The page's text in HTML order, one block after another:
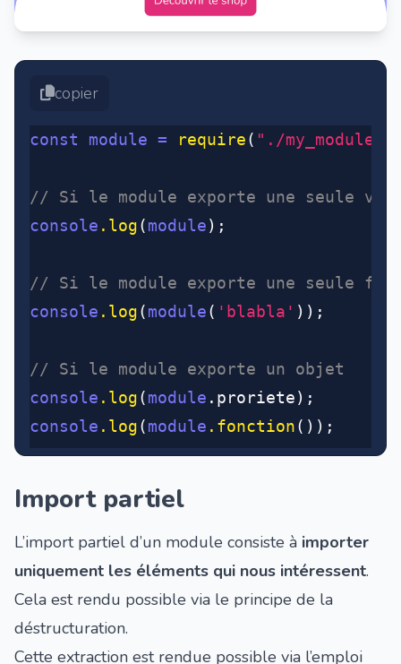
copier
const module = require( "./my_modules/
// Si le module exporte une seule
console .log(module);
// Si le module exporte une seule
console .log(module( 'blabla' ));
// Si le module exporte un objet
console .log(module .proriete);
console .log(module .fonction());
Import partiel
L’import partiel d’un module consiste à importer
uniquement les éléments qui nous intéressent.
Cela est rendu possible via le principe de la
déstructuration.
Cette extraction est rendue possible via l’emploi